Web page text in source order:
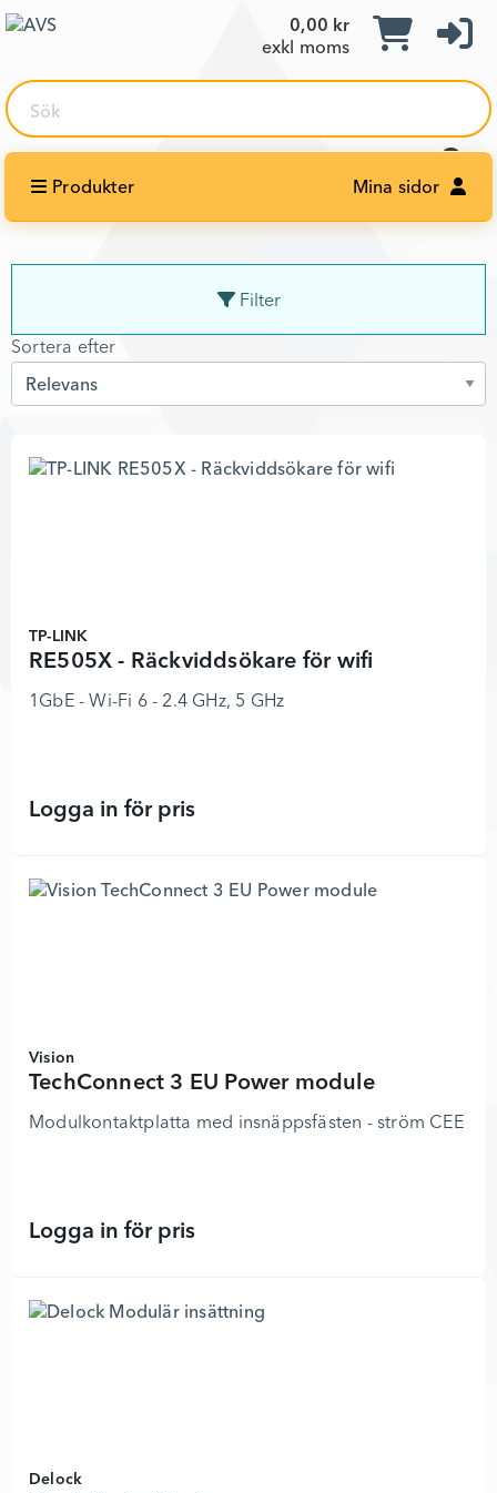
0,00 kr
exkl moms
Sök
Produkter Mina sidor
Filter
Sortera efter
Sortera efter
TP-LINK
RE505X - Räckviddsökare för wifi
1GbE - Wi-Fi 6 - 2.4 GHz, 5 GHz
Logga in för prisRE505X - Räckviddsökare för wifi -
Vision
TechConnect 3 EU Power module
Modulkontaktplatta med insnäppsfästen - ström CEE 7/4
Logga in för prisTechConnect 3 EU Power module -
Delock